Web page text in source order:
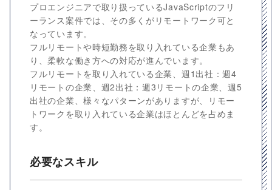
プロエンジニアで取り扱っているJavaScriptのフリ
ーランス案件では、その多くがリモートワーク可と
なっています。
フルリモートや時短勤務を取り入れている企業もあ
り、柔軟な働き方への対応が進んでいます。
フルリモートを取り入れている企業、週1出社：週4
リモートの企業、週2出社：週3リモートの企業、週5
出社の企業、様々なパターンがありますが、リモー
トワークを取り入れている企業はほとんどを占めま
す。
必要なスキル